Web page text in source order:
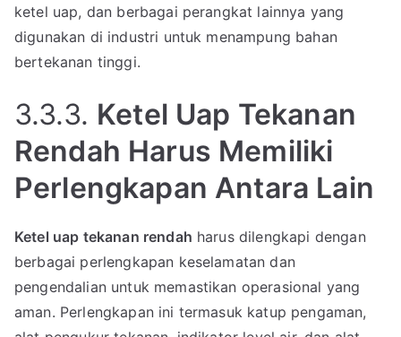
ketel uap, dan berbagai perangkat lainnya yang
digunakan di industri untuk menampung bahan
bertekanan tinggi.
3.3.3. Ketel Uap Tekanan
Rendah Harus Memiliki
Perlengkapan Antara Lain
Ketel uap tekanan rendah harus dilengkapi dengan
berbagai perlengkapan keselamatan dan
pengendalian untuk memastikan operasional yang
aman. Perlengkapan ini termasuk katup pengaman,